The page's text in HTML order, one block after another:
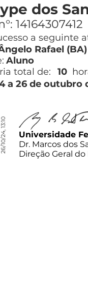
dos
14164307412
a seguinte
Rafael (BA)
Aluno
total de:
10
a 26 de outubro
26/10/24, 13:10
Universidade
Dr. Marcos dos
Direção Geral